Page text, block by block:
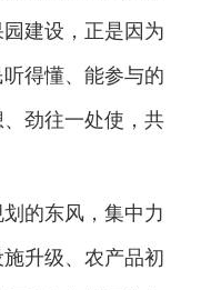
建设，正是因为
得懂、能参与的
劲往一处使，共
的东风，集中力
升级、农产品初